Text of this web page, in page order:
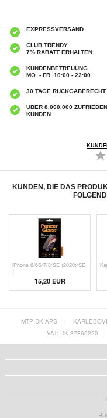
EXPRESSVERSAND
CLUB TRENDY
7% RABATT ERHALTEN
KUNDENBETREUUNG
MO. - FR. 10:00 - 22:00
30 TAGE RÜCKGABERECHT
ÜBER 8.000.000
KUNDEN
KUNDEN, DIE DAS
iPhone 6/6S/7/8/SE (2020)/SE
(
15,20 EUR
MTP DK APS |
VAT: DK 37860220
|